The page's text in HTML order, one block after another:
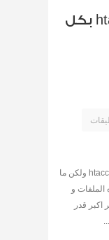
شرح جميع أوامر .htaccess بكل
مقدمة : كلنا سمعنا او تعاملنا مع ملفات htaccess ولكن ما
الملفات و
قدر